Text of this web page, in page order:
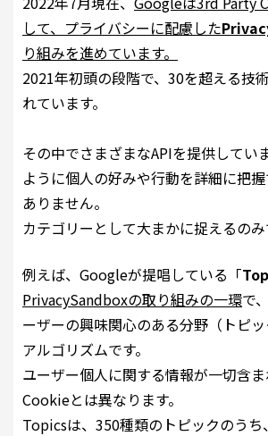
して、プライバシーに配慮した
り組みを進めています。
2021年初頭の段階で、30を超える技
れています。
その中でさまざまなAPIを提供してい
ように個人の好みや行動を詳細に把
ありません。
カテゴリーとして大まかに捉えるのみ
例えば、Googleが提唱している「
PrivacySandboxの取り組みの一環で
ーザーの興味関心のある分野（トピ
アルゴリズムです。
ユーザー個人に関する情報が一切含
Cookieとは異なります。
Topicsは、350種類のトピックのうち